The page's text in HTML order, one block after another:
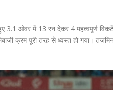
3.1 ओवर में 13 रन देकर 4 महत्वपूर्ण
क्रम पूरी तरह से ध्वस्त हो गया।